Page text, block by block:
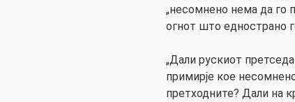
„несомнено нема да го
огнот што еднострано
„Дали рускиот
примирје кое
претходните? Дали на